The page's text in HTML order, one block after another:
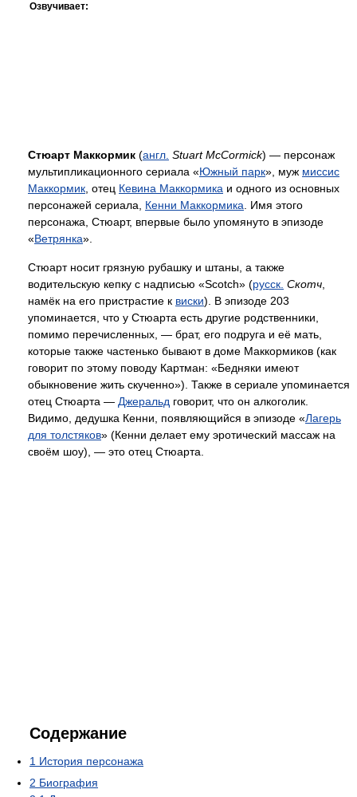
Озвучивает:
Стюарт Маккормик (англ. Stuart McCormick) — персонаж
мультипликационного сериала «Южный парк», муж миссис
Маккормик , отец Кевина Маккормика и одного из основных
персонажей сериала, Кенни Маккормика . Имя этого
персонажа, Стюарт, впервые было упомянуто в эпизоде
«Ветрянка».
Стюарт носит грязную рубашку и штаны, а также
водительскую кепку с надписью «Scotch» (русск. Скотч
намёк на его пристрастие к виски). В эпизоде 203
упоминается, что у Стюарта есть другие родственники,
помимо перечисленных, — брат, его подруга и её мать,
которые также частенько бывают в доме Маккормиков (как
говорит по этому поводу Картман: «Бедняки имеют
обыкновение жить скученно»). Также в сериале упоминается
отец Стюарта — Джеральд говорит, что он алкоголик.
Видимо, дедушка Кенни, появляющийся в эпизоде «Лагерь
для толстяков» (Кенни делает ему эротический массаж на
своём шоу), — это отец Стюарта.
Содержание
1 История персонажа
2 Биография